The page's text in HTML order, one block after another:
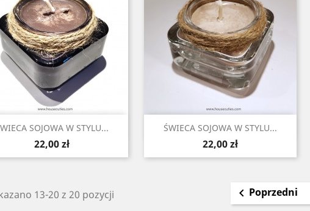
SOJOWA W STYLU...
Cena
22,00 zł
Szybki podgląd ŚWIECA SOJOWA W STYLU...
Cena
22,00 zł
Szybki podgląd
13-20 z 20 pozycji  Poprzedni